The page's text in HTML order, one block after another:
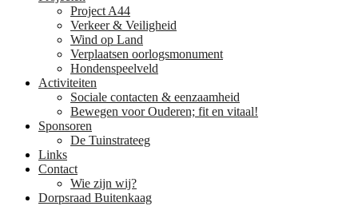
Project A44
Verkeer & Veiligheid
Wind op Land
Verplaatsen oorlogsmonument
Hondenspeelveld
Activiteiten
Sociale contacten & eenzaamheid
Bewegen voor Ouderen; fit en vitaal!
Sponsoren
De Tuinstrateeg
Links
Contact
Wie zijn wij?
Dorpsraad Buitenkaag